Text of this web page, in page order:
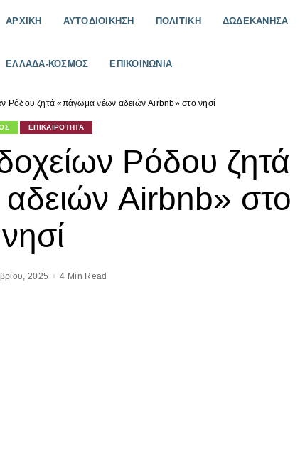
ΑΡΧΙΚΗ ΑΥΤΟΔΙΟΙΚΗΣΗ ΠΟΛΙΤΙΚΗ ΔΩΔΕΚΑΝΗΣΑ
ΕΛΛΑΔΑ-ΚΟΣΜΟΣ ΕΠΙΚΟΙΝΩΝΙΑ
Ρόδου ζητά «πάγωμα νέων αδειών Airbnb» στο νησί
ΕΠΙΚΑΙΡΟΤΗΤΑ
Ρόδου ζητά
Airbnb» στο
νησί
2025 4 Min Read